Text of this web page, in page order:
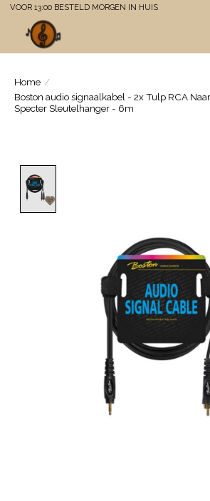
VOOR 13:00 BESTELD MORGEN IN HUIS
Home /
Boston audio signaalkabel - 2x Tulp RCA
Specter Sleutelhanger - 6m